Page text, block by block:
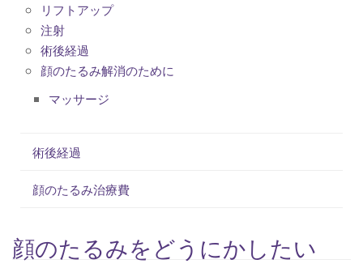
リフトアップ
注射
術後経過
顔のたるみ解消のために
マッサージ
術後経過
顔のたるみ治療費
顔のたるみをどうにかしたい